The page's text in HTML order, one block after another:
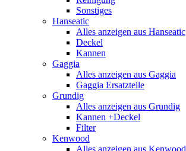
Sonstiges
Hanseatic
Alles anzeigen aus Hanseatic
Deckel
Kannen
Gaggia
Alles anzeigen aus Gaggia
Gaggia Ersatzteile
Grundig
Alles anzeigen aus Grundig
Kannen +Deckel
Filter
Kenwood
Alles anzeigen aus Kenwood